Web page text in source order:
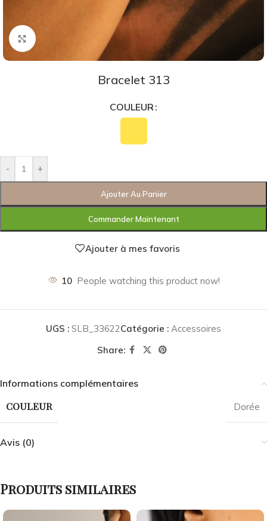
Agrandir
Bracelet 313
COULEUR
- +
Ajouter Au Panier
Commander Maintenant
Ajouter à mes favoris
10 People watching this product now!
UGS : SLB_33622Catégorie : Accessoires
Share:
Informations complémentaires
COULEUR Dorée
Avis (0)
Produits similaires